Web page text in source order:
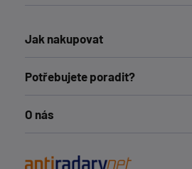
Jak nakupovat
Potřebujete poradit?
O nás